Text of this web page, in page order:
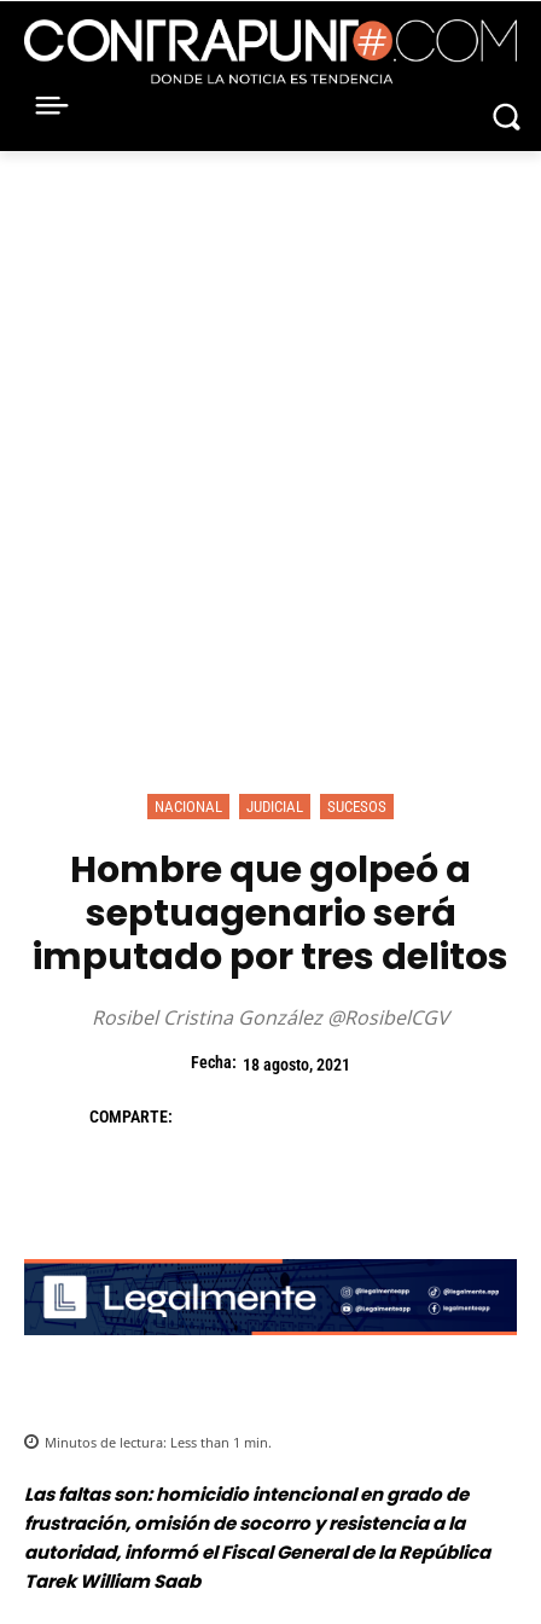
NACIONAL JUDICIAL SUCESOS
Hombre que golpeó a
septuagenario será
imputado por tres delitos
Rosibel Cristina González @RosibelCGV
Fecha: 18 agosto, 2021
COMPARTE:
Minutos de lectura: Less than 1 min.
Las faltas son: homicidio intencional en grado de
frustración, omisión de socorro y resistencia a la
autoridad, informó el Fiscal General de la República
Tarek William Saab